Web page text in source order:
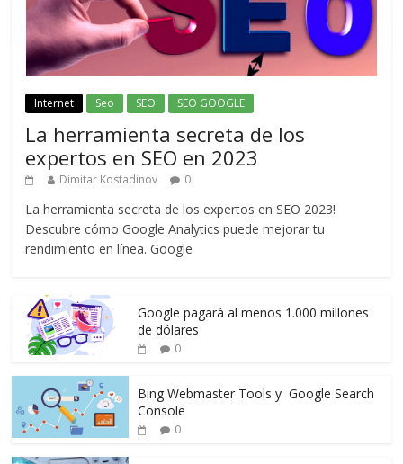
Internet Seo SEO SEO GOOGLE
La herramienta secreta de los
expertos en SEO en 2023
Dimitar Kostadinov 0
La herramienta secreta de los expertos en SEO 2023!
Descubre cómo Google Analytics puede mejorar tu
rendimiento en línea. Google
Google pagará al menos 1.000 millones
de dólares
0
Bing Webmaster Tools y Google Search
Console
0